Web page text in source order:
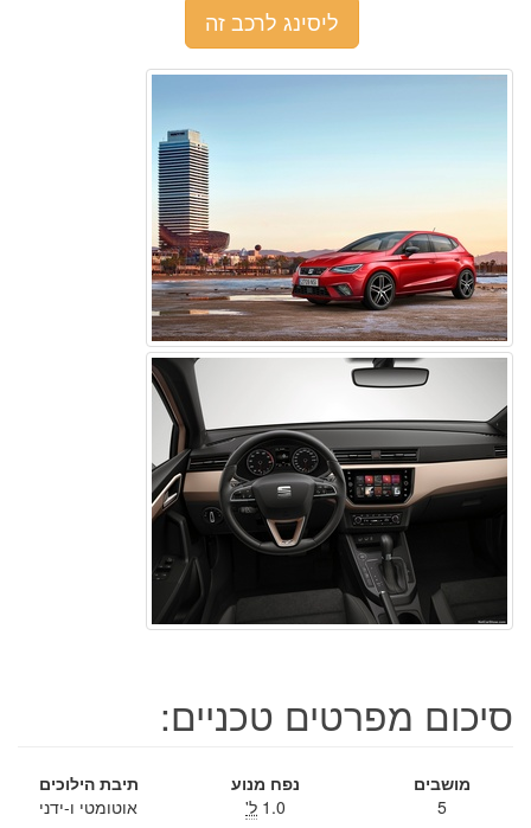
ליסינג לרכב זה
סיכום מפרטים טכניים:
מושבים
5
נפח מנוע
1.0 ל'
תיבת הילוכים
אוטומטי ו-ידני